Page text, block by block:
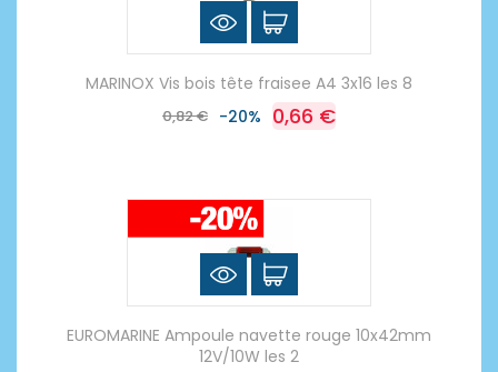
MARINOX Vis bois tête fraisee A4 3x16 les 8
0,82 € -20% 0,66 €
EUROMARINE Ampoule navette rouge 10x42mm
12V/10W les 2